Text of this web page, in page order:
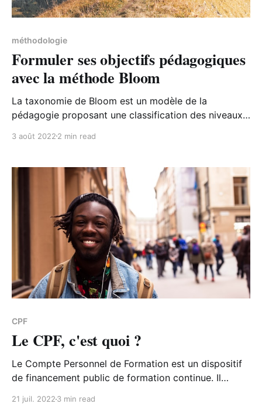
méthodologie
Formuler ses objectifs pédagogiques
avec la méthode Bloom
La taxonomie de Bloom est un modèle de la
pédagogie proposant une classification des niveaux
3 août 2022 2 min read
CPF
Le CPF, c'est quoi ?
Le Compte Personnel de Formation est un dispositif
de financement public de formation continue. Il
ans.
21 juil. 2022 3 min read